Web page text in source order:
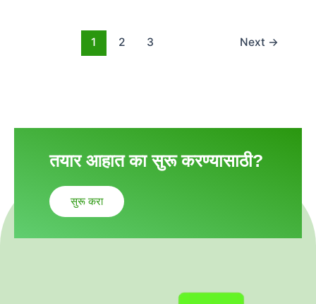
1 2 3 Next →
तयार आहात का सुरू करण्यासाठी?
सुरू करा